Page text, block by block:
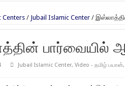
Centers / Jubail Islamic Center /
பார்வையில்
Jubail Islamic Center, Video - தமிழ் பயான்,